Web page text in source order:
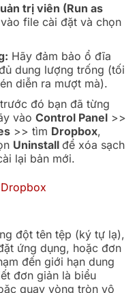
trị viên (Run as
file cài đặt và chọn
Hãy đảm bảo ổ đĩa
dung lượng trống (tối
diễn ra mượt mà).
đó bạn đã từng
vào Control Panel>>
>> tìm Dropbox,
Uninstall để xóa sạch
lại bản mới.
đột tên tệp (ký tự lạ),
ứng dụng, hoặc đơn
đến giới hạn dung
đơn giản là biểu
quay vòng tròn vô